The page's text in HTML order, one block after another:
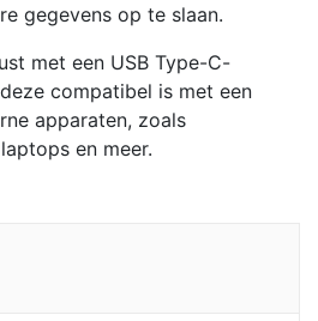
gegevens op te slaan.
met een USB Type-C-
compatibel is met een
apparaten, zoals
en meer.